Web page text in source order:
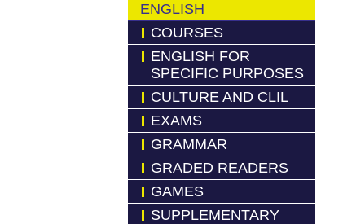
ENGLISH
COURSES
ENGLISH FOR
SPECIFIC PURPOSES
CULTURE AND CLIL
EXAMS
GRAMMAR
GRADED READERS
GAMES
SUPPLEMENTARY